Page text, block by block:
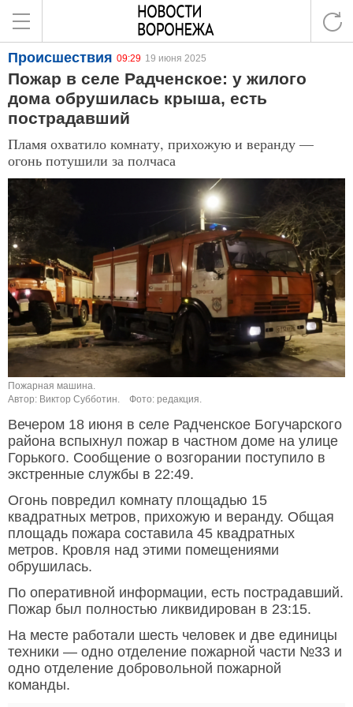
Происшествия 09:29 19 июня 2025
Пожар в селе Радченское: у жилого
дома обрушилась крыша, есть
пострадавший
Пламя охватило комнату, прихожую и веранду —
огонь потушили за полчаса
Пожарная машина.
Автор: Виктор Субботин.
Фото: редакция.
Вечером 18 июня в селе Радченское Богучарского
района вспыхнул пожар в частном доме на улице
Горького. Сообщение о возгорании поступило в
экстренные службы в 22:49.
Огонь повредил комнату площадью 15
квадратных метров, прихожую и веранду. Общая
площадь пожара составила 45 квадратных
метров. Кровля над этими помещениями
обрушилась.
По оперативной информации, есть пострадавший.
Пожар был полностью ликвидирован в 23:15.
На месте работали шесть человек и две единицы
техники — одно отделение пожарной части №33 и
одно отделение добровольной пожарной
команды.